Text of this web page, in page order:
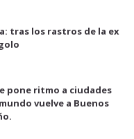
tras los rastros de la ex
pone ritmo a ciudades
vuelve a Buenos